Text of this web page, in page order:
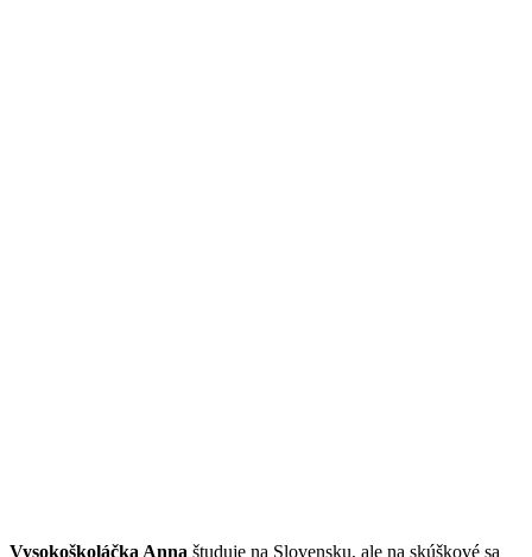
Vysokoškoláčka Anna študuje na Slovensku, ale na skúškové sa